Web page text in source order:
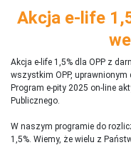
Akcja e-life
Akcja e-life 1,5% dla OPP z
wszystkim OPP,
Program e-pity 2025 on-line
Publicznego.
W naszym programie do
1,5%. Wiemy, że wielu z